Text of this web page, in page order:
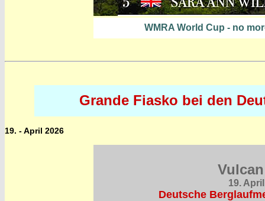
WMRA World Cup - no
Grande Fiasko bei den
19. - April 2026
19.
Deutsche